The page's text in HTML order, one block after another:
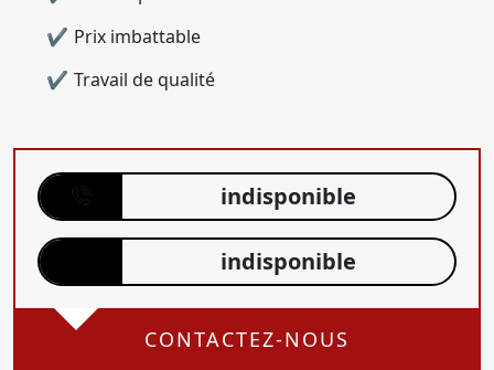
Prix imbattable
Travail de qualité
indisponible
indisponible
CONTACTEZ-NOUS